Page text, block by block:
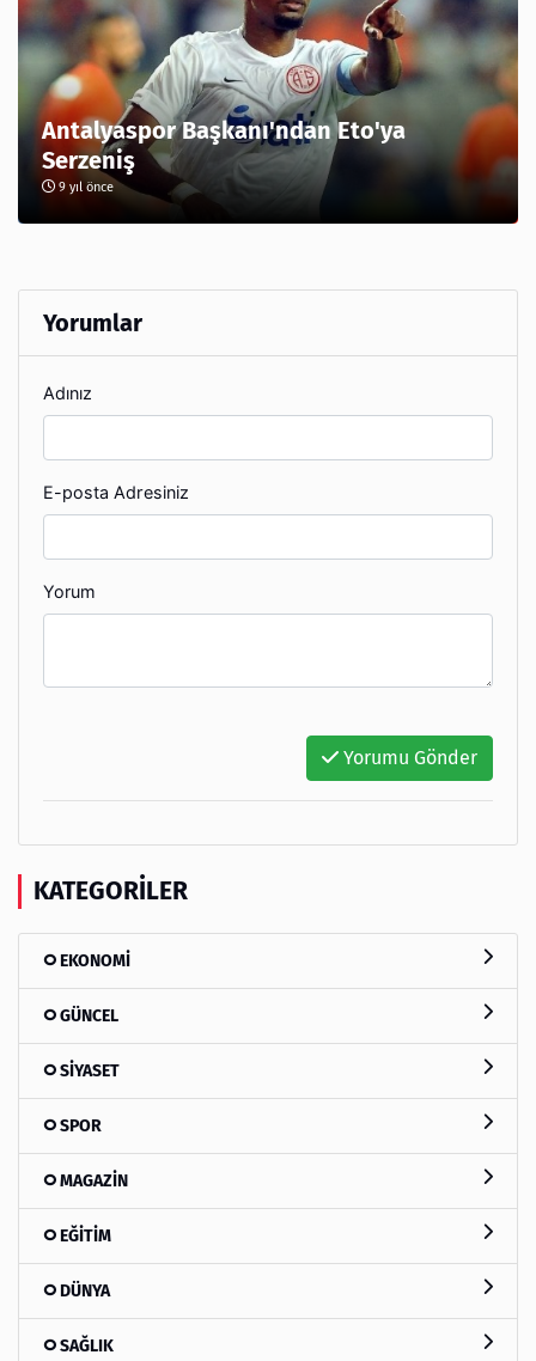
Antalyaspor Başkanı'ndan Eto'ya
Serzeniş
9 yıl önce
Yorumlar
Adınız
E-posta Adresiniz
Yorum
Yorumu Gönder
KATEGORILER
EKONOMİ
GÜNCEL
SİYASET
SPOR
MAGAZİN
EĞİTİM
DÜNYA
SAĞLIK